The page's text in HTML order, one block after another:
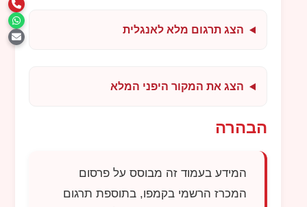
הצג תרגום מלא לאנגלית
הצג את המקור היפני המלא
הבהרה
המידע בעמוד זה מבוסס על פרסום
המכרז הרשמי בקמפו, בתוספת תרגום